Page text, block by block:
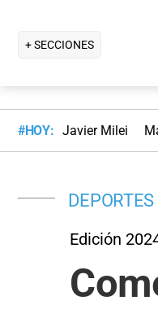
+ SECCIONES
#HOY: Javier Milei
DEPORTES
Edición